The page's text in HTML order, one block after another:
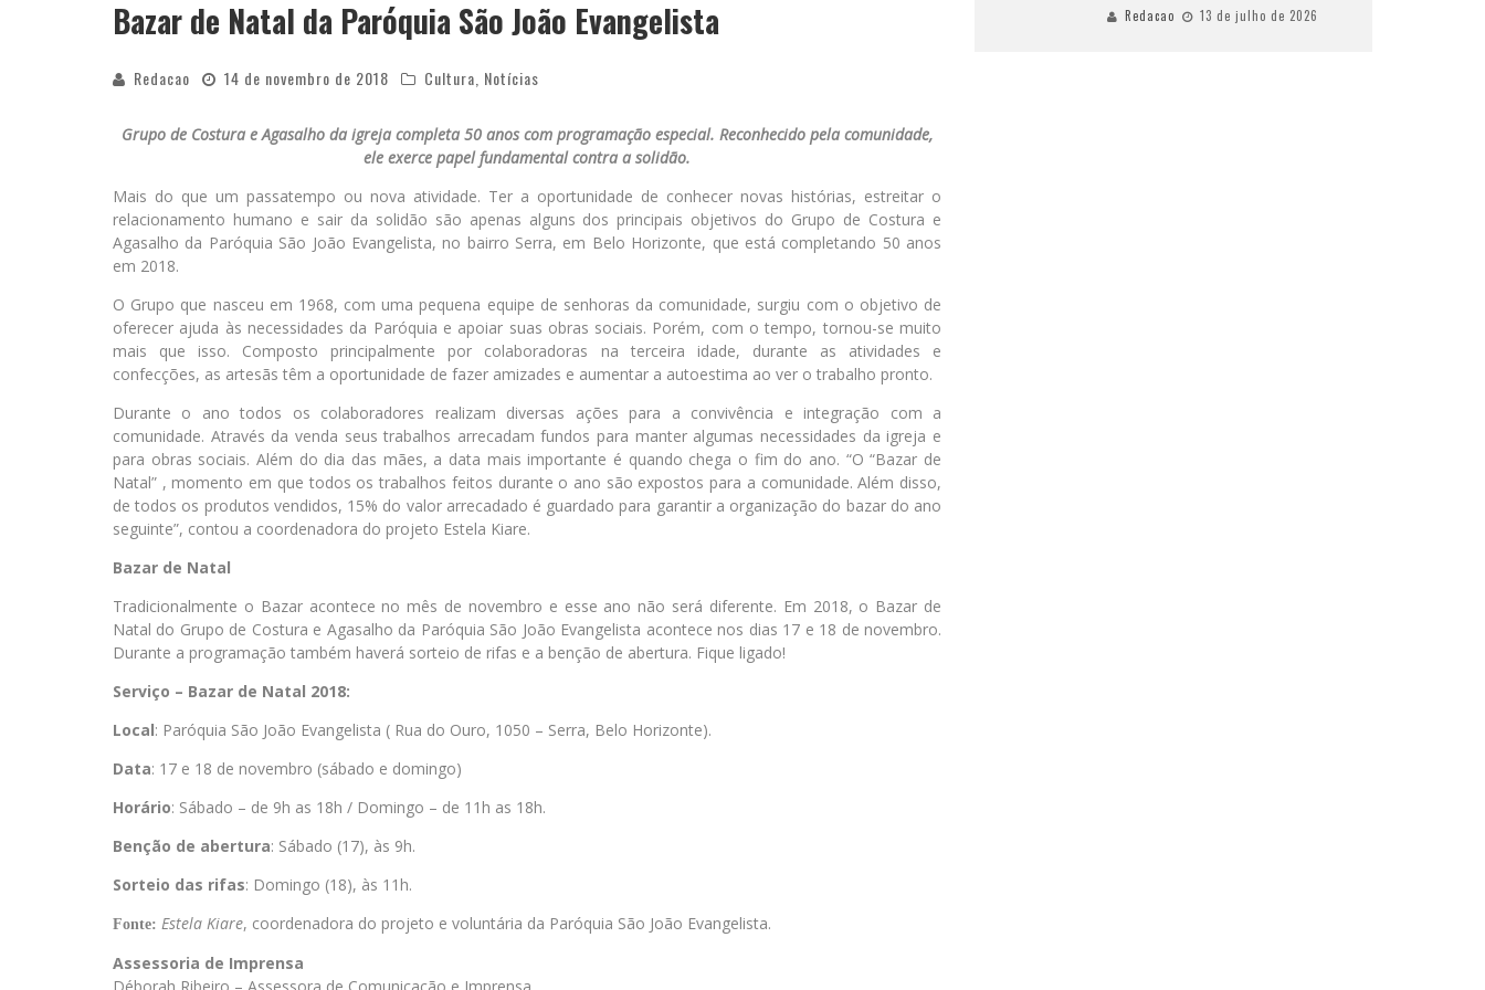
Bazar de Natal da Paróquia São João Evangelista
Redacao 14 de novembro de 2018 Cultura Notícias
Grupo de Costura e Agasalho da igreja completa 50 anos com programação especial. Reconhecido pela comunidade,
ele exerce papel fundamental contra a solidão.
Mais do que um passatempo ou nova atividade. Ter a oportunidade de conhecer novas histórias, estreitar o
relacionamento humano e sair da solidão são apenas alguns dos principais objetivos do Grupo de Costura e
Agasalho da Paróquia São João Evangelista, no bairro Serra, em Belo Horizonte, que está completando 50 anos
em 2018.
O Grupo que nasceu em 1968, com uma pequena equipe de senhoras da comunidade, surgiu com o objetivo de
oferecer ajuda às necessidades da Paróquia e apoiar suas obras sociais. Porém, com o tempo, tornou-se muito
mais que isso. Composto principalmente por colaboradoras na terceira idade, durante as atividades e
confecções, as artesãs têm a oportunidade de fazer amizades e aumentar a autoestima ao ver o trabalho pronto.
Durante o ano todos os colaboradores realizam diversas ações para a convivência e integração com a
comunidade. Através da venda seus trabalhos arrecadam fundos para manter algumas necessidades da igreja e
para obras sociais. Além do dia das mães, a data mais importante é quando chega o fim do ano. “O “Bazar de
Natal” , momento em que todos os trabalhos feitos durante o ano são expostos para a comunidade. Além disso,
de todos os produtos vendidos, 15% do valor arrecadado é guardado para garantir a organização do bazar do ano
seguinte”, contou a coordenadora do projeto Estela Kiare.
Bazar de Natal
Tradicionalmente o Bazar acontece no mês de novembro e esse ano não será diferente. Em 2018, o Bazar de
Natal do Grupo de Costura e Agasalho da Paróquia São João Evangelista acontece nos dias 17 e 18 de novembro.
Durante a programação também haverá sorteio de rifas e a benção de abertura. Fique ligado!
Serviço – Bazar de Natal 2018:
Local: Paróquia São João Evangelista ( Rua do Ouro, 1050 – Serra, Belo Horizonte).
Data: 17 e 18 de novembro (sábado e domingo)
Horário: Sábado – de 9h as 18h / Domingo – de 11h as 18h.
Benção de abertura: Sábado (17), às 9h.
Sorteio das rifas: Domingo (18), às 11h.
Fonte: Estela Kiare, coordenadora do projeto e voluntária da Paróquia São João Evangelista.
Assessoria de Imprensa
Redacao 13 de julho de 2026